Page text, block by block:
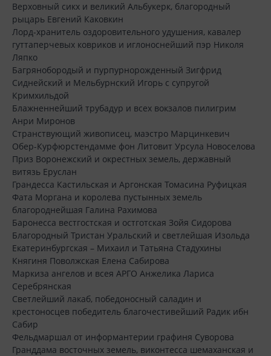
Верховный сикх и великий Альбукерк, благородный
рыцарь Евгений Каковкин
Лорд-хранитель оздоровительного удушения, кавалер
гуттаперчевых ковриков и иглоноснейший пэр Николя
Ляпко
Багрянобородый и пурпурнорожденный Зигфрид
Сиднейский и Мельбурнский Игорь с супругой
Кримхильдой
Блажненнейший трубадур и всех вокзалов пилигрим
Анри Миронов
Странствующий живописец, маэстро Марцинкевич
Обер-Курфюрстендамме фон Литовит Урсула Новоселова
Приз Воронежский и окрестных земель, державный
витязь Еруслан
Грандесса Кастильская и Аргонская Томасина Руфицкая
Фата Моргана и королева пустынных земель
благороднейшая Галина Рахимова
Баронесса вестгостская и остготская Зойя Сидорова
Благородный Тристан Уральский и светлейшая Изольда
Екатеринбургская – Михаил и Татьяна Стадухины
Княгиня Поволжская Елена Сабирова
Маркиза ангелов и всея АРГО Анжелика Лариса
Серебрянская
Светлейший лакаб, победоносный саладин и
крестоносцев победитель благочестивейший Радик ибн
Сабир
Фельдмаршал от информантерии графиня Суворова
Гранддама восточных земель, виконтесса шемаханская и